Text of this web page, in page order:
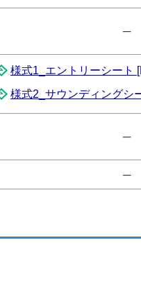
─
様式1_エントリーシート
様式2_サウンディングシ
─
─